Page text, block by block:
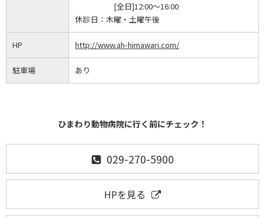
[全日]12:00～16:00
休診日： 木曜・土曜午後
HP http://www.ah-himawari.com/
駐車場 あり
ひまわり動物病院に行く前にチェック！
029-270-5900
HPを見る